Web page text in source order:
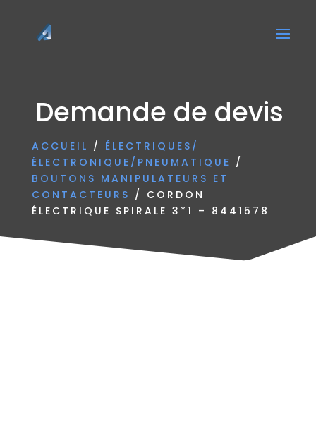
Demande de devis
ACCUEIL / ÉLECTRIQUES/
ÉLECTRONIQUE/PNEUMATIQUE /
BOUTONS MANIPULATEURS ET
CONTACTEURS / CORDON
ÉLECTRIQUE SPIRALE 3*1 – 8441578